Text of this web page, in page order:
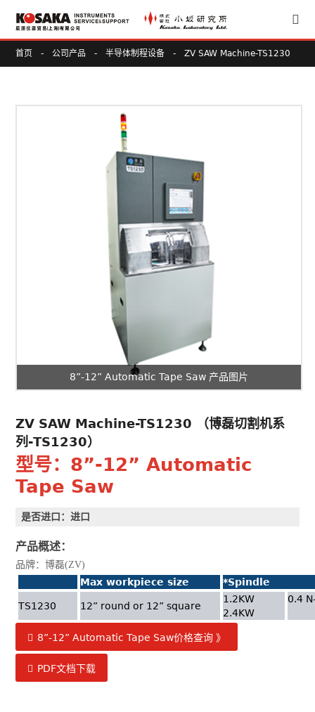
首页 - 公司产品 - 半导体制程设备 - ZV SAW Machine-TS1230
8”-12” Automatic Tape Saw 产品图片
ZV SAW Machine-TS1230 （博磊切割机系
列-TS1230）
型号：8”-12” Automatic
Tape Saw
是否进口：进口
产品概述：
品牌：博磊(ZV)
Max workpiece size *Spindle
TS1230 12” round or 12” square
1.2KW
2.4KW
0.4
8”-12” Automatic Tape Saw价格查询 》
PDF文档下载